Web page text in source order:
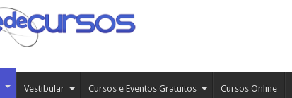
Vestibular Cursos e Eventos Gratuitos Cursos Online